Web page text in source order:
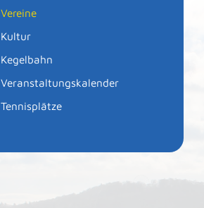
Vereine
Kultur
Kegelbahn
Veranstaltungskalender
Tennisplätze